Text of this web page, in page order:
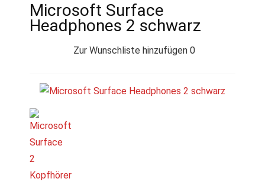
Microsoft Surface
Headphones 2 schwarz
Zur Wunschliste hinzufügen 0